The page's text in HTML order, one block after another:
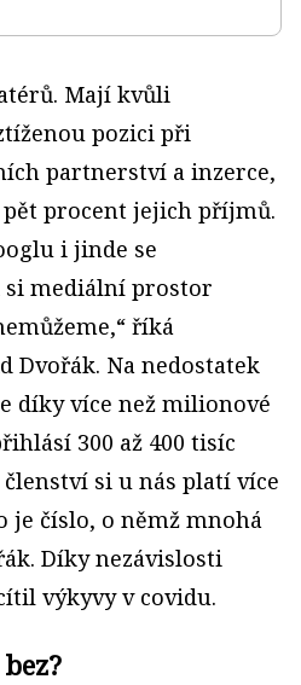
Mají kvůli
pozici při
partnerství a inzerce,
procent jejich příjmů.
i jinde se
si mediální prostor
říká
Dvořák. Na nedostatek
díky více než milionové
300 až 400 tisíc
si u nás platí více
je číslo, o němž mnohá
Díky nezávislosti
výkyvy v covidu.